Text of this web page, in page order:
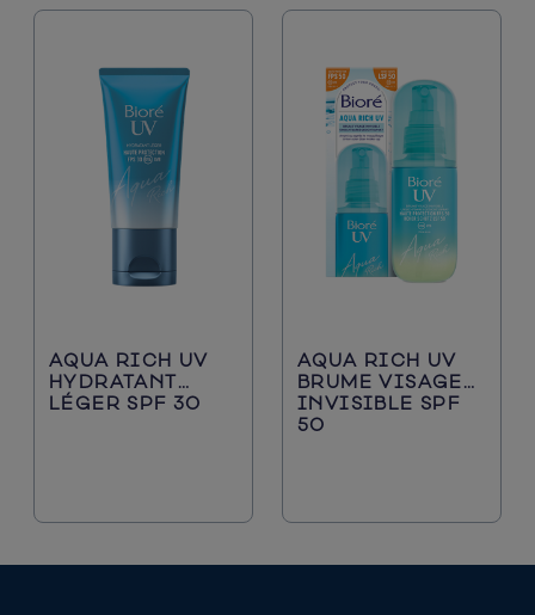
AQUA RICH UV
HYDRATANT
LÉGER SPF 30
AQUA RICH UV
BRUME VISAGE
INVISIBLE SPF
50